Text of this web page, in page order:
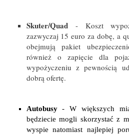
Skuter/Quad- Koszt
zazwyczaj 15 euro za dobę, a
obejmują pakiet
również o zapięcie dla
wypożyczeniu z pewnością
dobrą ofertę.
Autobusy- W większych
będziecie mogli skorzystać z
wyspie natomiast najlepiej